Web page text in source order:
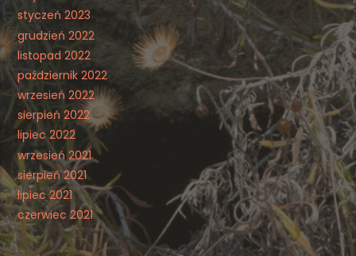
styczeń 2023
grudzień 2022
listopad 2022
październik 2022
wrzesień 2022
sierpień 2022
lipiec 2022
wrzesień 2021
sierpień 2021
lipiec 2021
czerwiec 2021